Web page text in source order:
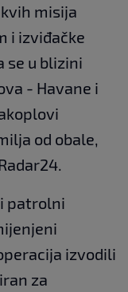
misija
i izviđačke
se u blizini
- Havane i
od obale,
patrolni
izvodili
za